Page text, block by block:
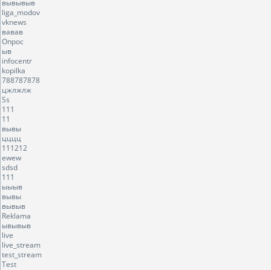
вывывыв
liga_modov
vknews
вавав
Опрос
ыв
infocentr
kopilka
788787878
цжлжлж
Ss
111
11
вывы
цццц
111212
ewew
sdsd
111
ыыыв
вывы
вывыв
Reklama
ывывыв
live
live_stream
test_stream
Test